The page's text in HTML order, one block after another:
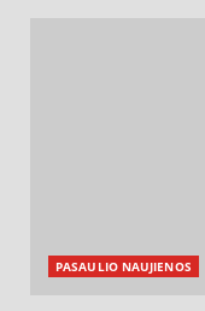
PASAULIO NAUJIENOS